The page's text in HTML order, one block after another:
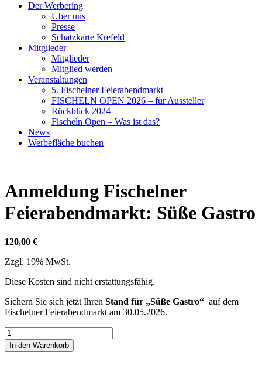
Der Werbering
Über uns
Presse
Schatzkarte Krefeld
Mitglieder
Mitglieder
Mitglied werden
Veranstaltungen
5. Fischelner Feierabendmarkt
FISCHELN OPEN 2026 – für Aussteller
Rückblick 2024
Fischeln Open – Was ist das?
News
Werbefläche buchen
Anmeldung Fischelner
Feierabendmarkt: Süße Gastro
120,00 €
Zzgl. 19% MwSt.
Diese Kosten sind nicht erstattungsfähig.
Sichern Sie sich jetzt Ihren Stand für „Süße Gastro“ auf dem
Fischelner Feierabendmarkt am 30.05.2026.
Anmeldung
Fischelner
Feierabendmarkt:
In den Warenkorb